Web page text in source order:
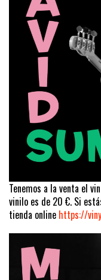
Tenemos a la venta el
vinilo es de 20 €. Si
tienda online https://